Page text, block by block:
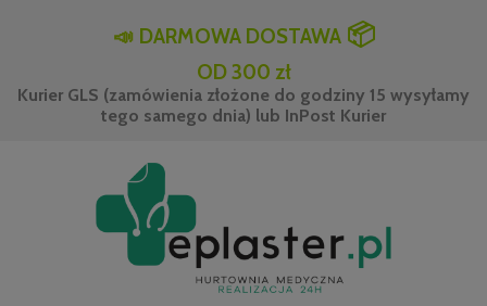
📣 DARMOWA DOSTAWA📦
OD 300 zł
Kurier GLS (zamówienia złożone do godziny 15 wysyłamy
tego samego dnia) lub InPost Kurier